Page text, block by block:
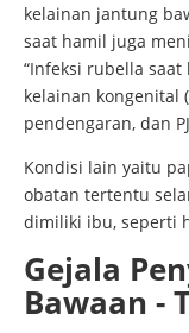
kelainan jantung
saat hamil juga
“Infeksi rubella
kelainan kongenital
pendengaran, dan
Kondisi lain yaitu
obatan tertentu
dimiliki ibu, seperti
Gejala
Bawaan -